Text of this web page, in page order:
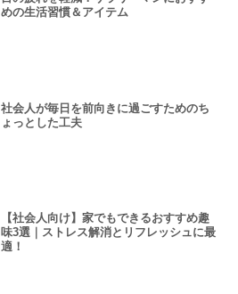
めの生活習慣＆アイテム
社会人が毎日を前向きに過ごすためのち
ょっとした工夫
【社会人向け】家でもできるおすすめ趣
味3選｜ストレス解消とリフレッシュに最
適！